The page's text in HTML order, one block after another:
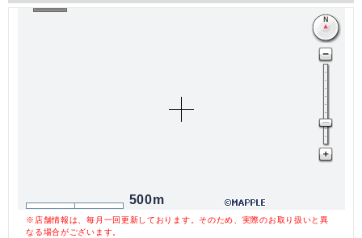
500m
※店舗情報は、毎月一回更新しております。そのため、実際のお取り扱いと異
なる場合がございます。